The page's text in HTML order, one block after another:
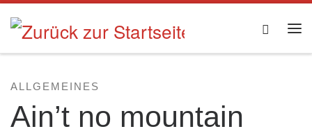
Zum Inhalt springen Search
ALLGEMEINES
Ain’t no mountain